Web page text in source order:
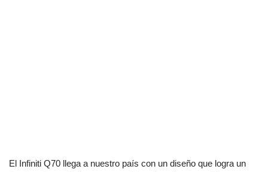
El Infiniti Q70 llega a nuestro país con un diseño que logra un